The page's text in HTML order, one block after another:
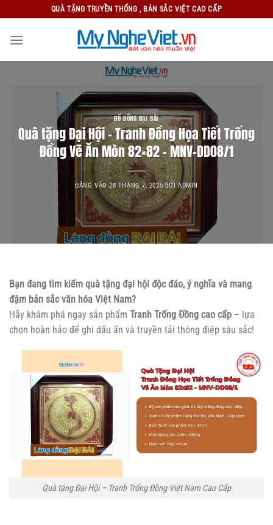
qua
nội
QUÀ TẶNG TRUYỀN THỐNG , BẢN SẮC VIỆT CAO CẤP
ĐỒ ĐỒNG ĐẠI BÁI
Quà tặng Đại Hội – Tranh Đồng Họa Tiết Trống
Đồng Vẽ Ăn Mòn 82×82 – MNV-DD08/1
ĐĂNG VÀO28 THÁNG 7, 2025 BỞI ADMIN
Bạn đang tìm kiếm quà tặng đại hội độc đáo, ý nghĩa và mang
đậm bản sắc văn hóa Việt Nam?
Hãy khám phá ngay sản phẩm Tranh Trống Đồng cao cấp – lựa
chọn hoàn hảo để ghi dấu ấn và truyền tải thông điệp sâu sắc!
Quà tặng Đại Hội – Tranh Trống Đồng Việt Nam Cao Cấp